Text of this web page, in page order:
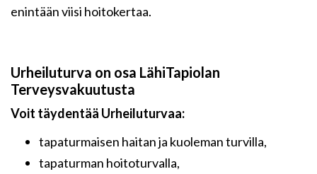
enintään viisi hoitokertaa.
Urheiluturva on osa LähiTapiolan
Terveysvakuutusta
Voit täydentää Urheiluturvaa:
tapaturmaisen haitan ja kuoleman turvilla,
tapaturman hoitoturvalla,